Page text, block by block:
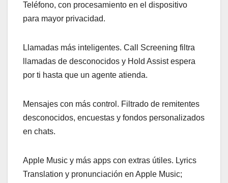
Teléfono, con procesamiento en el dispositivo
para mayor privacidad.
Llamadas más inteligentes. Call Screening filtra
llamadas de desconocidos y Hold Assist espera
por ti hasta que un agente atienda.
Mensajes con más control. Filtrado de remitentes
desconocidos, encuestas y fondos personalizados
en chats.
Apple Music y más apps con extras útiles. Lyrics
Translation y pronunciación en Apple Music;